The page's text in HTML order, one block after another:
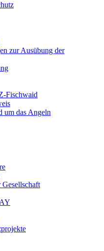
zur Ausübung der
Fischwaid
um das Angeln